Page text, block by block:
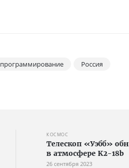
программирование
Россия
КОСМОС
Телескоп «Уэбб»
в атмосфере K2-18b
26 сентября 2023